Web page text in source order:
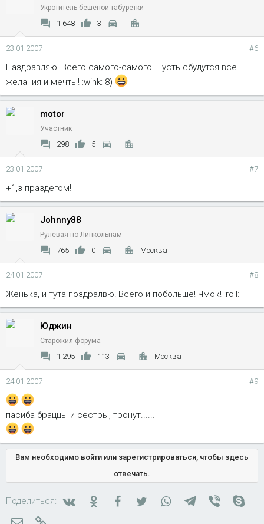
Укротитель бешеной табуретки
1 648 3
23.01.2007 #6
Паздравляю! Всего самого-самого! Пусть сбудутся все
желания и мечты! :wink: 8)
motor
Участник
298 5
23.01.2007 #7
+1,з праздегом!
Johnny88
Рулевая по Линкольнам
765 0 Москва
24.01.2007 #8
Женька, и тута поздралвю! Всего и побольше! Чмок! :roll:
Юджин
Старожил форума
1 295 113 Москва
24.01.2007 #9
пасиба браццы и сестры, тронут......
Вам необходимо войти или зарегистрироваться, чтобы здесь
отвечать.
Поделиться: ВконтактеОдноклассники
FacebookTwitterWhatsAppTelegram
Viber
Электронная почта